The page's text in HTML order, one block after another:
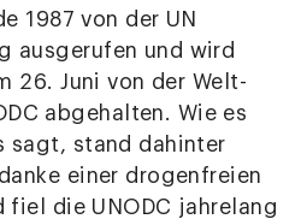
1987 von der UN
ausgerufen und wird
26. Juni von der Welt-
abgehalten. Wie es
sagt, stand dahinter
einer drogenfreien
fiel die UNODC jahrelang